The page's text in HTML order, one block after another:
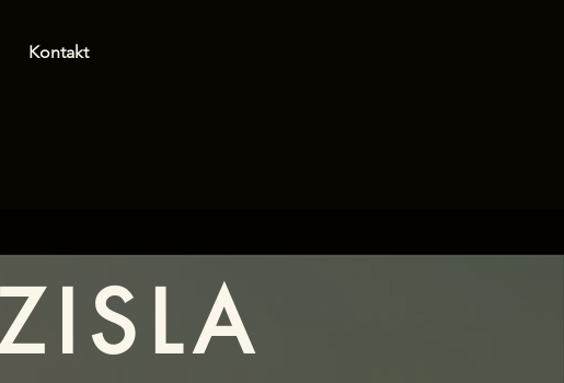
Kontakt